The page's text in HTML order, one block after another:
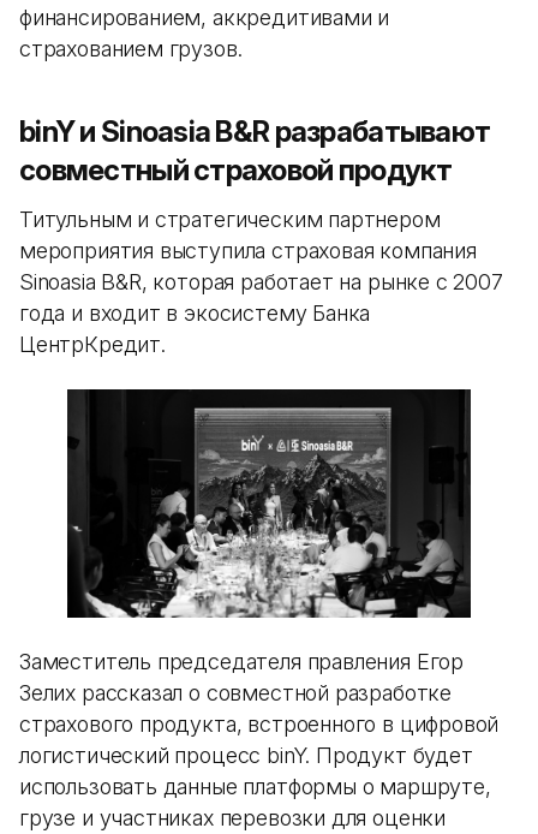
финансированием, аккредитивами и
страхованием грузов.
binY и Sinoasia B&R разрабатывают
совместный страховой продукт
Титульным и стратегическим партнером
мероприятия выступила страховая компания
Sinoasia B&R, которая работает на рынке с 2007
года и входит в экосистему Банка
ЦентрКредит.
Заместитель председателя правления Егор
Зелих рассказал о совместной разработке
страхового продукта, встроенного в цифровой
логистический процесс binY. Продукт будет
использовать данные платформы о маршруте,
грузе и участниках перевозки для оценки